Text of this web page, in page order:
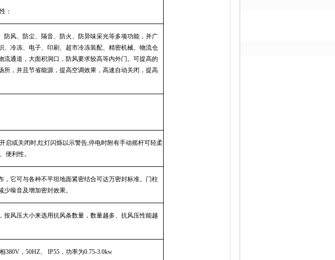
：
防风、防尘、隔音、防火、防异味采光等多项功能，并广
、冷冻、电子、印刷、超市冷冻装配、精密机械、物流仓
流通道，大面积洞口，防风要求较高等内外门。可提高的
所，并且节省能源，提高空调效果，高速自动关闭，提高
启或关闭时,红灯闪烁以示警告,停电时附有手动摇杆可轻柔
便利性。
，它可与各种不平坦地面紧密结合可达万密封标准。门柱
噪音及增加密封效果。
按风压大小来选用抗风条数量，数量越多、抗风压性能越
380V， 50HZ、 IP55，功率为0.75-3.0kw